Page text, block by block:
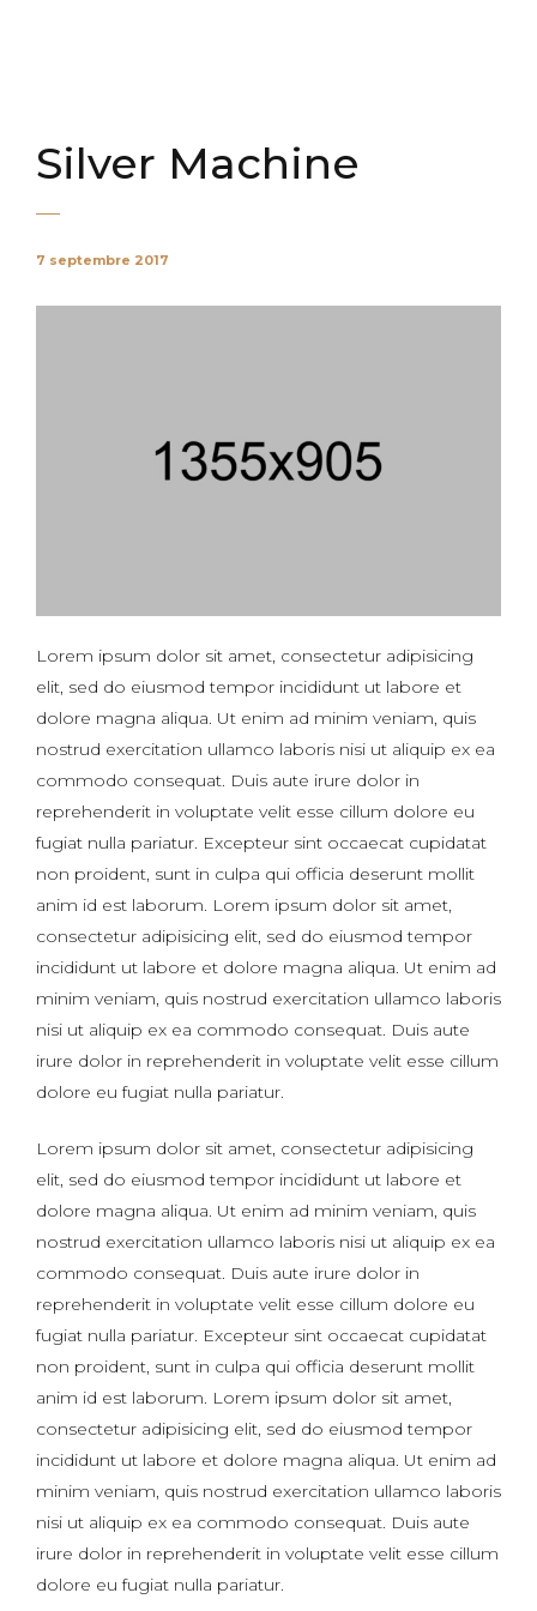
Silver Machine
7 septembre 2017
Lorem ipsum dolor sit amet, consectetur adipisicing
elit, sed do eiusmod tempor incididunt ut labore et
dolore magna aliqua. Ut enim ad minim veniam, quis
nostrud exercitation ullamco laboris nisi ut aliquip ex ea
commodo consequat. Duis aute irure dolor in
reprehenderit in voluptate velit esse cillum dolore eu
fugiat nulla pariatur. Excepteur sint occaecat cupidatat
non proident, sunt in culpa qui officia deserunt mollit
anim id est laborum. Lorem ipsum dolor sit amet,
consectetur adipisicing elit, sed do eiusmod tempor
incididunt ut labore et dolore magna aliqua. Ut enim ad
minim veniam, quis nostrud exercitation ullamco laboris
nisi ut aliquip ex ea commodo consequat. Duis aute
irure dolor in reprehenderit in voluptate velit esse cillum
dolore eu fugiat nulla pariatur.
Lorem ipsum dolor sit amet, consectetur adipisicing
elit, sed do eiusmod tempor incididunt ut labore et
dolore magna aliqua. Ut enim ad minim veniam, quis
nostrud exercitation ullamco laboris nisi ut aliquip ex ea
commodo consequat. Duis aute irure dolor in
reprehenderit in voluptate velit esse cillum dolore eu
fugiat nulla pariatur. Excepteur sint occaecat cupidatat
non proident, sunt in culpa qui officia deserunt mollit
anim id est laborum. Lorem ipsum dolor sit amet,
consectetur adipisicing elit, sed do eiusmod tempor
incididunt ut labore et dolore magna aliqua. Ut enim ad
minim veniam, quis nostrud exercitation ullamco laboris
nisi ut aliquip ex ea commodo consequat. Duis aute
irure dolor in reprehenderit in voluptate velit esse cillum
dolore eu fugiat nulla pariatur.